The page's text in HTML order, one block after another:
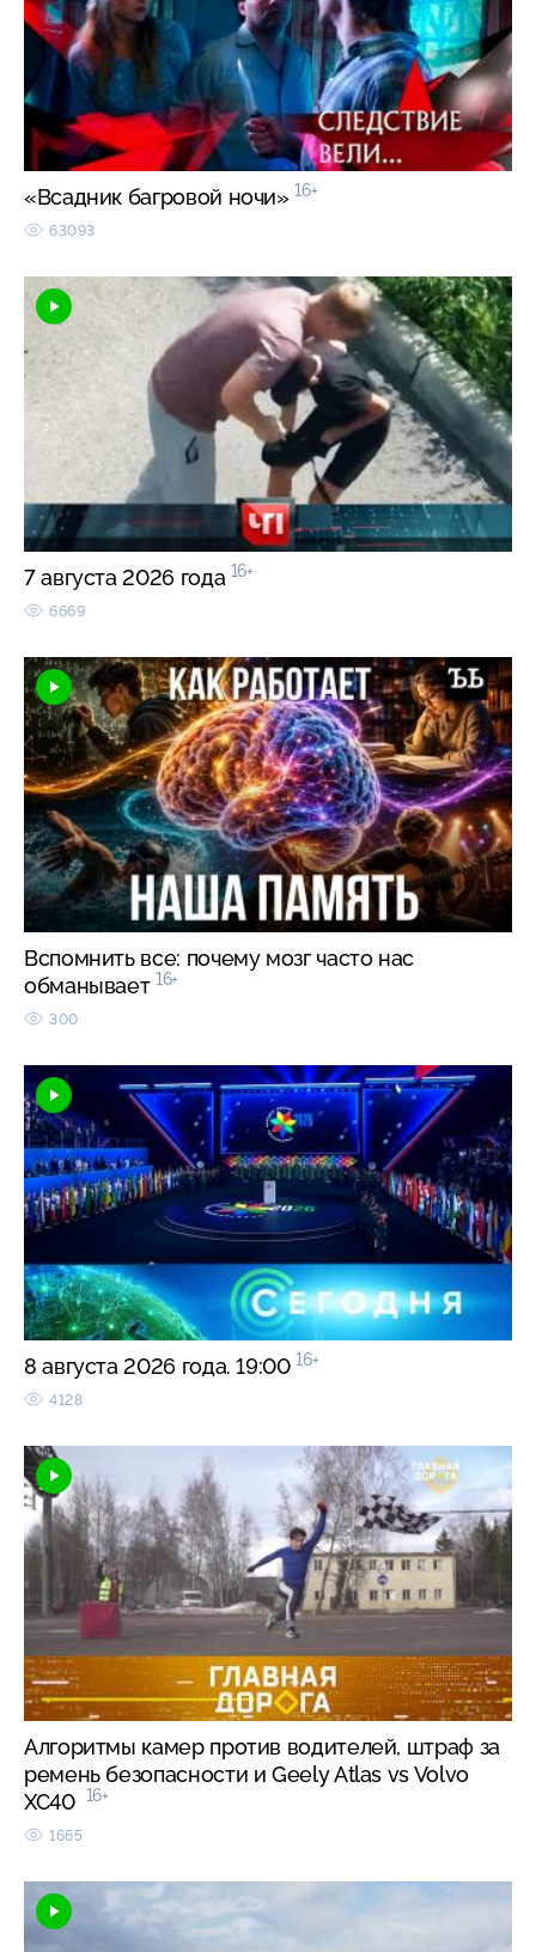
«Всадник багровой ночи» 16+
63093
7 августа 2026 года 16+
6669
Вспомнить все: почему мозг часто нас
обманывает 16+
300
8 августа 2026 года. 19:00 16+
4128
Алгоритмы камер против водителей, штраф за
ремень безопасности и Geely Atlas vs Volvo
XC40 16+
1665